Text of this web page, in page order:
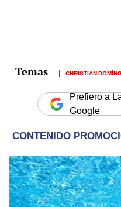
CHRISTIAN
Prefiero a
Google